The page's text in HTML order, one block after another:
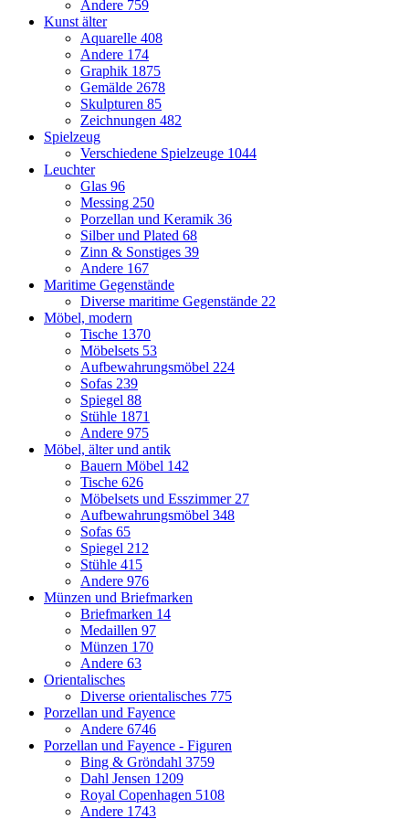
Andere 759
Kunst älter
Aquarelle 408
Andere 174
Graphik 1875
Gemälde 2678
Skulpturen 85
Zeichnungen 482
Spielzeug
Verschiedene Spielzeuge 1044
Leuchter
Glas 96
Messing 250
Porzellan und Keramik 36
Silber und Plated 68
Zinn & Sonstiges 39
Andere 167
Maritime Gegenstände
Diverse maritime Gegenstände 22
Möbel, modern
Tische 1370
Möbelsets 53
Aufbewahrungsmöbel 224
Sofas 239
Spiegel 88
Stühle 1871
Andere 975
Möbel, älter und antik
Bauern Möbel 142
Tische 626
Möbelsets und Esszimmer 27
Aufbewahrungsmöbel 348
Sofas 65
Spiegel 212
Stühle 415
Andere 976
Münzen und Briefmarken
Briefmarken 14
Medaillen 97
Münzen 170
Andere 63
Orientalisches
Diverse orientalisches 775
Porzellan und Fayence
Andere 6746
Porzellan und Fayence - Figuren
Bing & Gröndahl 3759
Dahl Jensen 1209
Royal Copenhagen 5108
Andere 1743